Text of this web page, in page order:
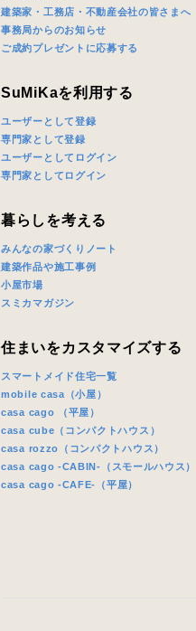
建築家・工務店・不動産会社の皆さまへ
事務局からのお知らせ
ご成約プレゼントに応募する
SuMiKaを利用する
ユーザーとして登録
専門家として登録
ユーザーとしてログイン
専門家としてログイン
暮らしを考える
みんなの家づくりノート
建築作品や施工事例
小屋市場
スミカマガジン
住まいをカスタマイズする
スマートメイド住宅一覧
mobile casa（小屋）
casa cago （平屋）
casa cube（コンパクトハウス）
casa rozzo（コンパクトハウス）
casa cago -CABIN-（スモールハウス）
casa cago -CAFE-（平屋）